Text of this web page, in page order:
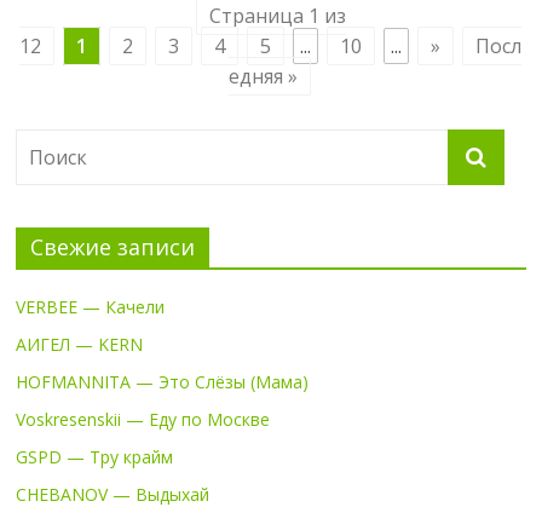
Страница 1 из
12
1 2 3 4 5 ... 10 ... »
Посл
едняя »
Свежие записи
VERBEE — Качели
АИГЕЛ — KERN
HOFMANNITA — Это Слёзы (Мама)
Voskresenskii — Еду по Москве
GSPD — Тру крайм
CHEBANOV — Выдыхай